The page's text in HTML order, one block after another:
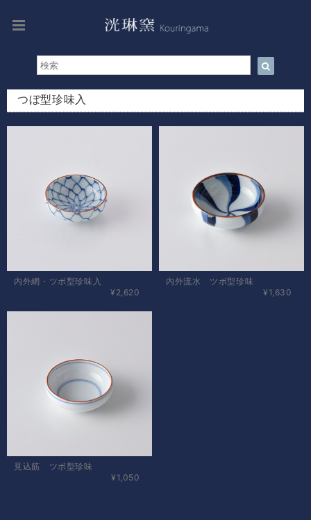
つぼ型珍味入
内外網・ツボ型珍味入
¥2,620
内外流水 ツボ型珍味
¥1,630
見込筋 ツボ型珍味
¥1,050